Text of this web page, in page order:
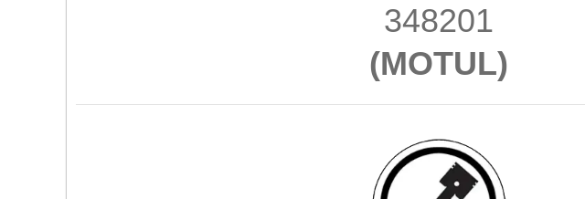
348201
(MOTUL)